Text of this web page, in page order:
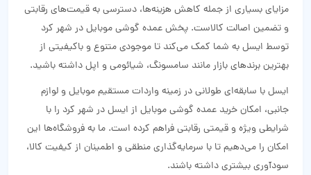
مزایای بسیاری از جمله کاهش هزینه‌ها، دسترسی به قیمت‌های رقابتی
و تضمین اصالت کالاست. پخش عمده گوشی موبایل در شهر کرد
توسط ایسل به شما کمک می‌کند تا موجودی متنوع و باکیفیتی از
بهترین برندهای بازار مانند سامسونگ، شیائومی و اپل داشته باشید.
ایسل با سابقه‌ای طولانی در زمینه واردات مستقیم موبایل و لوازم
جانبی، امکان خرید عمده گوشی موبایل از ایسل در شهر کرد را با
شرایطی ویژه و قیمتی رقابتی فراهم کرده است. ما به فروشگاه‌ها این
امکان را می‌دهیم تا با سرمایه‌گذاری منطقی و اطمینان از کیفیت کالا،
سودآوری بیشتری داشته باشند.